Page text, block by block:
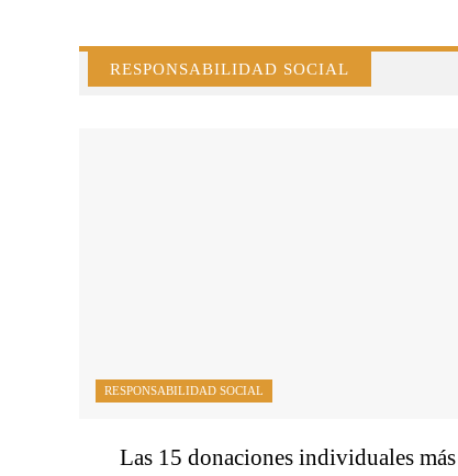
RESPONSABILIDAD SOCIAL
RESPONSABILIDAD SOCIAL
Las 15 donaciones individuales más